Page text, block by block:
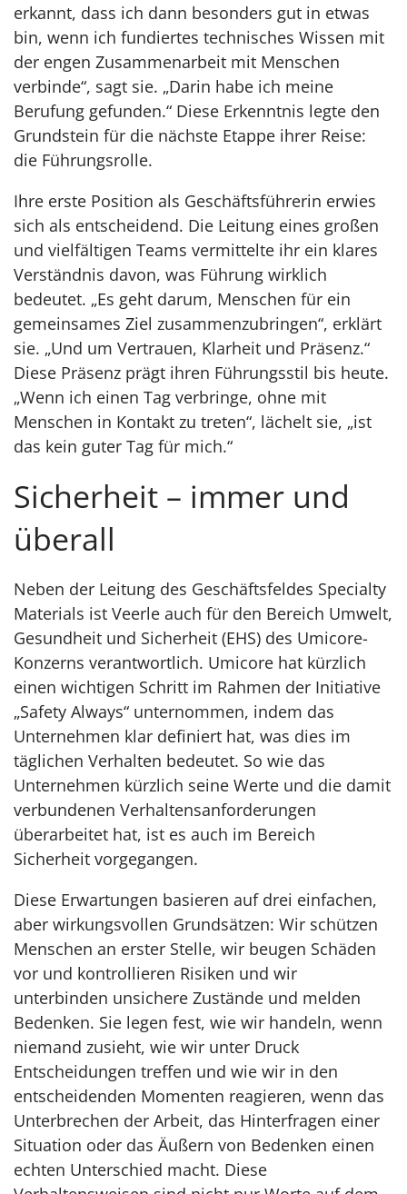
erkannt, dass ich dann besonders gut in etwas
bin, wenn ich fundiertes technisches Wissen mit
der engen Zusammenarbeit mit Menschen
verbinde“, sagt sie. „Darin habe ich meine
Berufung gefunden.“ Diese Erkenntnis legte den
Grundstein für die nächste Etappe ihrer Reise:
die Führungsrolle.
Ihre erste Position als Geschäftsführerin erwies
sich als entscheidend. Die Leitung eines großen
und vielfältigen Teams vermittelte ihr ein klares
Verständnis davon, was Führung wirklich
bedeutet. „Es geht darum, Menschen für ein
gemeinsames Ziel zusammenzubringen“, erklärt
sie. „Und um Vertrauen, Klarheit und Präsenz.“
Diese Präsenz prägt ihren Führungsstil bis heute.
„Wenn ich einen Tag verbringe, ohne mit
Menschen in Kontakt zu treten“, lächelt sie, „ist
das kein guter Tag für mich.“
Sicherheit – immer und
überall
Neben der Leitung des Geschäftsfeldes Specialty
Materials ist Veerle auch für den Bereich Umwelt,
Gesundheit und Sicherheit (EHS) des Umicore-
Konzerns verantwortlich. Umicore hat kürzlich
einen wichtigen Schritt im Rahmen der Initiative
„Safety Always“ unternommen, indem das
Unternehmen klar definiert hat, was dies im
täglichen Verhalten bedeutet. So wie das
Unternehmen kürzlich seine Werte und die damit
verbundenen Verhaltensanforderungen
überarbeitet hat, ist es auch im Bereich
Sicherheit vorgegangen.
Diese Erwartungen basieren auf drei einfachen,
aber wirkungsvollen Grundsätzen: Wir schützen
Menschen an erster Stelle, wir beugen Schäden
vor und kontrollieren Risiken und wir
unterbinden unsichere Zustände und melden
Bedenken. Sie legen fest, wie wir handeln, wenn
niemand zusieht, wie wir unter Druck
Entscheidungen treffen und wie wir in den
entscheidenden Momenten reagieren, wenn das
Unterbrechen der Arbeit, das Hinterfragen einer
Situation oder das Äußern von Bedenken einen
echten Unterschied macht. Diese